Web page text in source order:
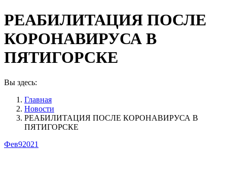
РЕАБИЛИТАЦИЯ ПОСЛЕ
КОРОНАВИРУСА В
ПЯТИГОРСКЕ
Вы здесь:
Главная
Новости
РЕАБИЛИТАЦИЯ ПОСЛЕ КОРОНАВИРУСА В
ПЯТИГОРСКЕ
Фев92021